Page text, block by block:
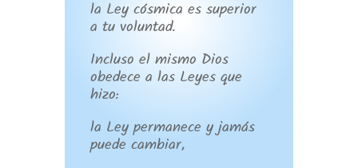
la Ley cósmica es superior
a tu voluntad.
Incluso el mismo Dios
obedece a las Leyes que
hizo:
la Ley permanece y jamás
puede cambiar,